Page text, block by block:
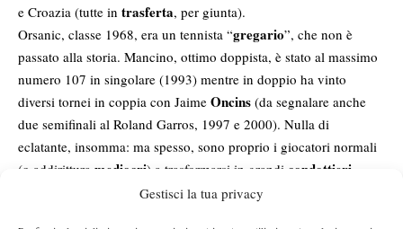
Gestisci la tua privacy
e Croazia (tutte in trasferta, per giunta).
Orsanic, classe 1968, era un tennista “gregario”, che non è
passato alla storia. Mancino, ottimo doppista, è stato al massimo
numero 107 in singolare (1993) mentre in doppio ha vinto
diversi tornei in coppia con Jaime Oncins (da segnalare anche
due semifinali al Roland Garros, 1997 e 2000). Nulla di
eclatante, insomma: ma spesso, sono proprio i giocatori normali
(o addirittura mediocri) a trasformarsi in grandi condottieri
Pensiamo al calcio: JosèMourinho, Luciano